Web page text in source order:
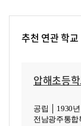
추천 연관 학교
압해초등
공립 │ 1930
전남광주통합